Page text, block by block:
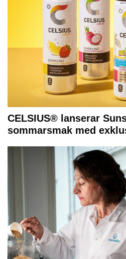
CELSIUS® lanserar
sommarsmak med